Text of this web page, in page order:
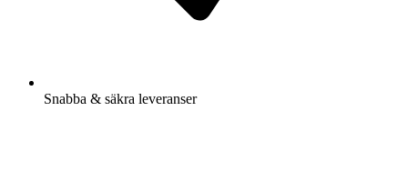
Snabba & säkra leveranser